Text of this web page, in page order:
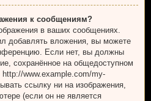
к сообщениям?
в ваших сообщениях.
добавлять вложения, вы можете
Если нет, вы должны
сохранённое на общедоступном
www.example.com/my-
ссылку ни на изображения,
(если он не является